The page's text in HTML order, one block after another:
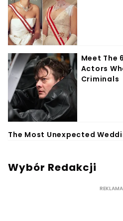
Wybór Redakcji